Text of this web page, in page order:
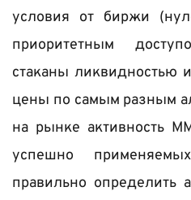
условия от биржи
приоритетным
стаканы ликвидностью
цены по самым разным
на рынке активность
успешно
правильно определить